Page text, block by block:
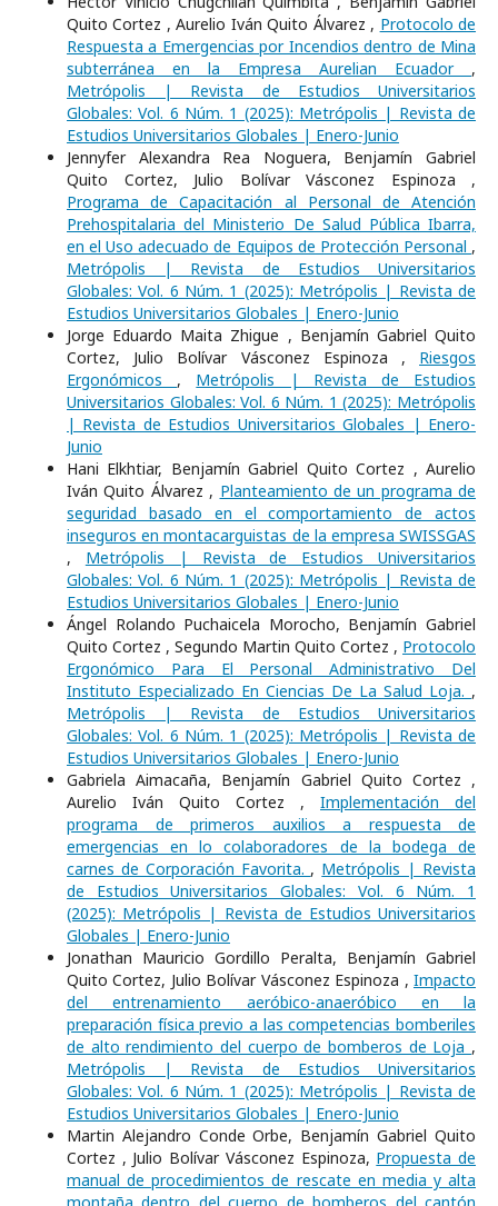
Quito Cortez , Aurelio Iván Quito Álvarez , Protocolo de
Respuesta a Emergencias por Incendios dentro de Mina
subterránea en la Empresa Aurelian Ecuador ,
Metrópolis | Revista de Estudios Universitarios
Globales: Vol. 6 Núm. 1 (2025): Metrópolis | Revista de
Estudios Universitarios Globales | Enero-Junio
Jennyfer Alexandra Rea Noguera, Benjamín Gabriel
Quito Cortez, Julio Bolívar Vásconez Espinoza ,
Programa de Capacitación al Personal de Atención
Prehospitalaria del Ministerio De Salud Pública Ibarra,
en el Uso adecuado de Equipos de Protección Personal ,
Metrópolis | Revista de Estudios Universitarios
Globales: Vol. 6 Núm. 1 (2025): Metrópolis | Revista de
Estudios Universitarios Globales | Enero-Junio
Jorge Eduardo Maita Zhigue , Benjamín Gabriel Quito
Cortez, Julio Bolívar Vásconez Espinoza , Riesgos
Ergonómicos , Metrópolis | Revista de Estudios
Universitarios Globales: Vol. 6 Núm. 1 (2025): Metrópolis
| Revista de Estudios Universitarios Globales | Enero-
Junio
Hani Elkhtiar, Benjamín Gabriel Quito Cortez , Aurelio
Iván Quito Álvarez , Planteamiento de un programa de
seguridad basado en el comportamiento de actos
inseguros en montacarguistas de la empresa SWISSGAS
, Metrópolis | Revista de Estudios Universitarios
Globales: Vol. 6 Núm. 1 (2025): Metrópolis | Revista de
Estudios Universitarios Globales | Enero-Junio
Ángel Rolando Puchaicela Morocho, Benjamín Gabriel
Quito Cortez , Segundo Martin Quito Cortez , Protocolo
Ergonómico Para El Personal Administrativo Del
Instituto Especializado En Ciencias De La Salud Loja. ,
Metrópolis | Revista de Estudios Universitarios
Globales: Vol. 6 Núm. 1 (2025): Metrópolis | Revista de
Estudios Universitarios Globales | Enero-Junio
Gabriela Aimacaña, Benjamín Gabriel Quito Cortez ,
Aurelio Iván Quito Cortez , Implementación del
programa de primeros auxilios a respuesta de
emergencias en lo colaboradores de la bodega de
carnes de Corporación Favorita. , Metrópolis | Revista
de Estudios Universitarios Globales: Vol. 6 Núm. 1
(2025): Metrópolis | Revista de Estudios Universitarios
Globales | Enero-Junio
Jonathan Mauricio Gordillo Peralta, Benjamín Gabriel
Quito Cortez, Julio Bolívar Vásconez Espinoza , Impacto
del entrenamiento aeróbico-anaeróbico en la
preparación física previo a las competencias bomberiles
de alto rendimiento del cuerpo de bomberos de Loja ,
Metrópolis | Revista de Estudios Universitarios
Globales: Vol. 6 Núm. 1 (2025): Metrópolis | Revista de
Estudios Universitarios Globales | Enero-Junio
Martin Alejandro Conde Orbe, Benjamín Gabriel Quito
Cortez , Julio Bolívar Vásconez Espinoza, Propuesta de
manual de procedimientos de rescate en media y alta